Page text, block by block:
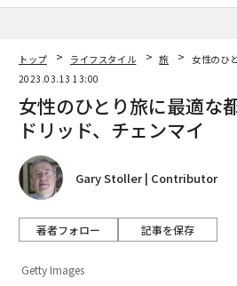
トップ ライフスタイル 旅
女性のひ
2023.03.13 13:00
女性のひとり旅に最適な
ドリッド、チェンマイ
Gary Stoller | Contributor
著者フォロー 記事を保存
Getty Images